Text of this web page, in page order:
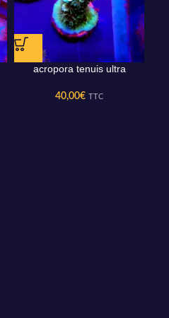
acropora tenuis ultra
40,00€ TTC